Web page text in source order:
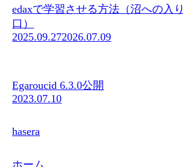
edaxで学習させる方法（沼への入り
口）
2025.09.272026.07.09
Egaroucid 6.3.0公開
2023.07.10
hasera